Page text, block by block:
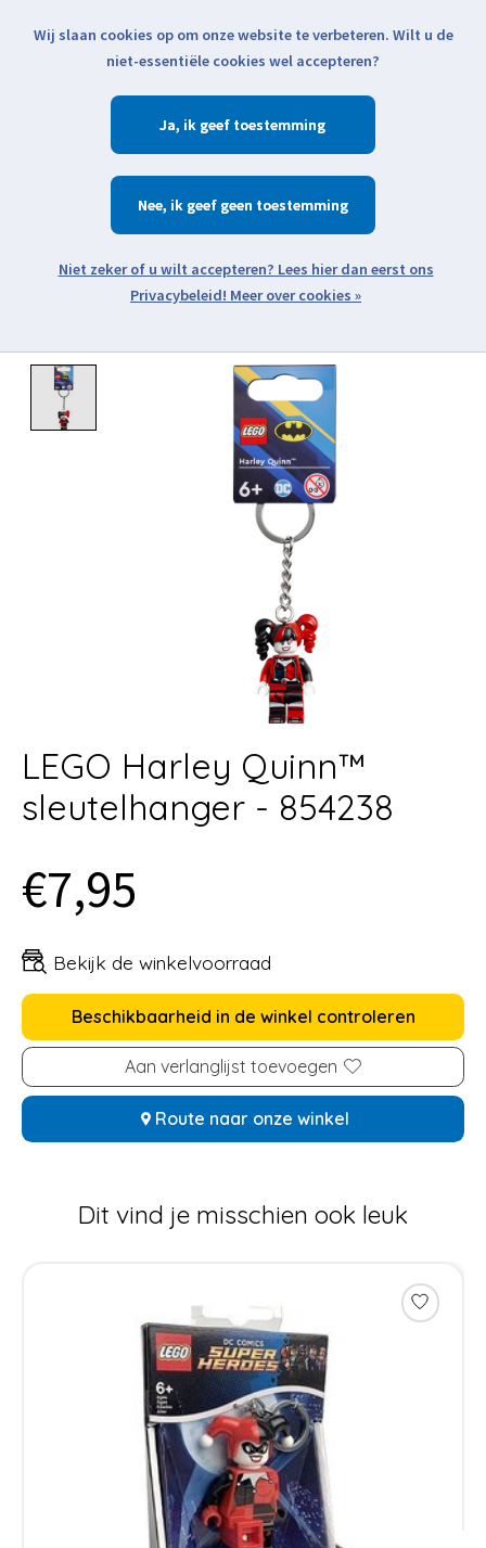
Klik voor actuele verzendinformatie...
Verlanglijst
Zoeken
Open webshop menu
Product image slideshow Items
LEGO Harley Quinn™
sleutelhanger - 854238
€7,95
Bekijk de winkelvoorraad
Beschikbaarheid in de winkel controleren
Aan verlanglijst toevoegen
Route naar onze winkel
Dit vind je misschien ook leuk
Wij slaan cookies op om onze website te verbeteren. Wilt u de
niet-essentiële cookies wel accepteren?
Ja
Nee
Meer over cookies »